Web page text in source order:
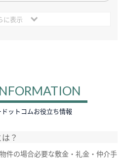
に表示
ットコムお役立ち情報
？
件の場合必要な敷金・礼金・仲介手